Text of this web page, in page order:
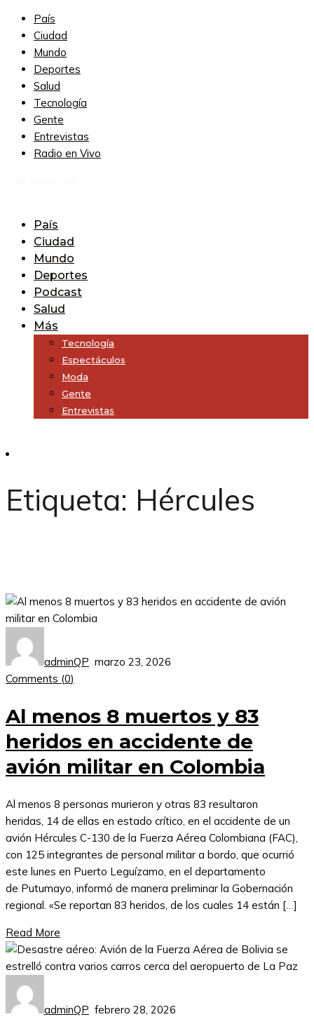
País
Ciudad
Mundo
Deportes
Salud
Tecnología
Gente
Entrevistas
Radio en Vivo
País
Ciudad
Mundo
Deportes
Podcast
Salud
Más
Tecnología
Espectáculos
Moda
Gente
Entrevistas
Etiqueta: Hércules
adminQP marzo 23, 2026
Comments (0)
Al menos 8 muertos y 83
heridos en accidente de
avión militar en Colombia
Al menos 8 personas murieron y otras 83 resultaron
heridas, 14 de ellas en estado crítico, en el accidente de un
avión Hércules C-130 de la Fuerza Aérea Colombiana (FAC),
con 125 integrantes de personal militar a bordo, que ocurrió
este lunes en Puerto Leguízamo, en el departamento
de Putumayo, informó de manera preliminar la Gobernación
regional. «Se reportan 83 heridos, de los cuales 14 están […]
Read More
adminQP febrero 28, 2026